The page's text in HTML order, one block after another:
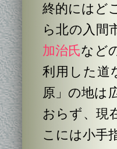
終的にはど
ら北の入間
加治氏など
利用した道
原」の地は
おらず、現
こには小手